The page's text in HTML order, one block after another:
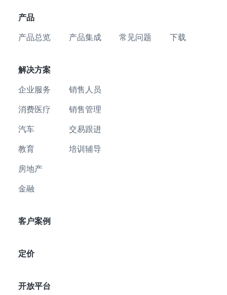
产品
产品总览 产品集成 常见问题 下载
解决方案
企业服务
消费医疗
汽车
教育
房地产
金融
销售人员
销售管理
交易跟进
培训辅导
客户案例
定价
开放平台